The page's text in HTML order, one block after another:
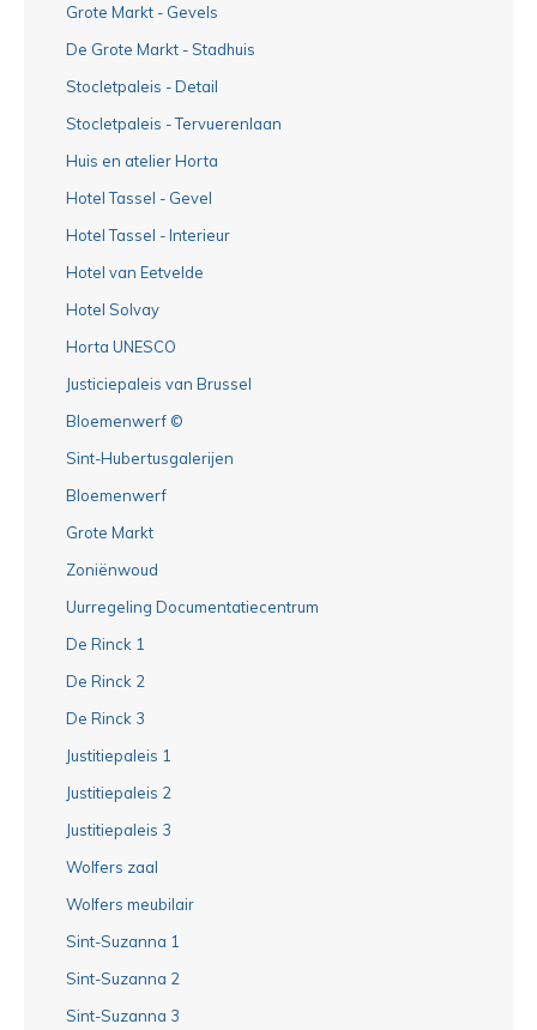
Grote Markt - Gevels
De Grote Markt - Stadhuis
Stocletpaleis - Detail
Stocletpaleis - Tervuerenlaan
Huis en atelier Horta
Hotel Tassel - Gevel
Hotel Tassel - Interieur
Hotel van Eetvelde
Hotel Solvay
Horta UNESCO
Justiciepaleis van Brussel
Bloemenwerf ©
Sint-Hubertusgalerijen
Bloemenwerf
Grote Markt
Zoniënwoud
Uurregeling Documentatiecentrum
De Rinck 1
De Rinck 2
De Rinck 3
Justitiepaleis 1
Justitiepaleis 2
Justitiepaleis 3
Wolfers zaal
Wolfers meubilair
Sint-Suzanna 1
Sint-Suzanna 2
Sint-Suzanna 3